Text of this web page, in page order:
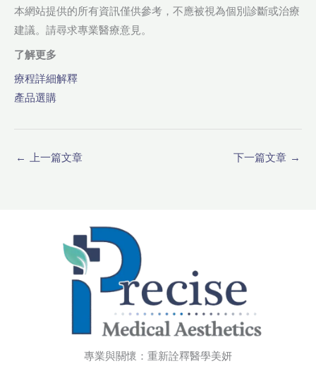
本網站提供的所有資訊僅供參考，不應被視為個別診斷或治療
建議。請尋求專業醫療意見。
了解更多
療程詳細解釋
產品選購
← 上一篇文章 下一篇文章 →
專業與關懷：重新詮釋醫學美妍